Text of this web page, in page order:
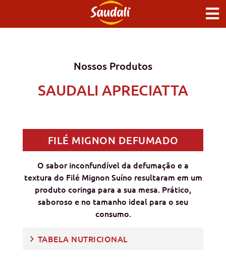
Nossos Produtos
SAUDALI APRECIATTA
FILÉ MIGNON DEFUMADO
O sabor inconfundível da defumação e a
textura do Filé Mignon Suíno resultaram em um
produto coringa para a sua mesa. Prático,
saboroso e no tamanho ideal para o seu
consumo.
TABELA NUTRICIONAL